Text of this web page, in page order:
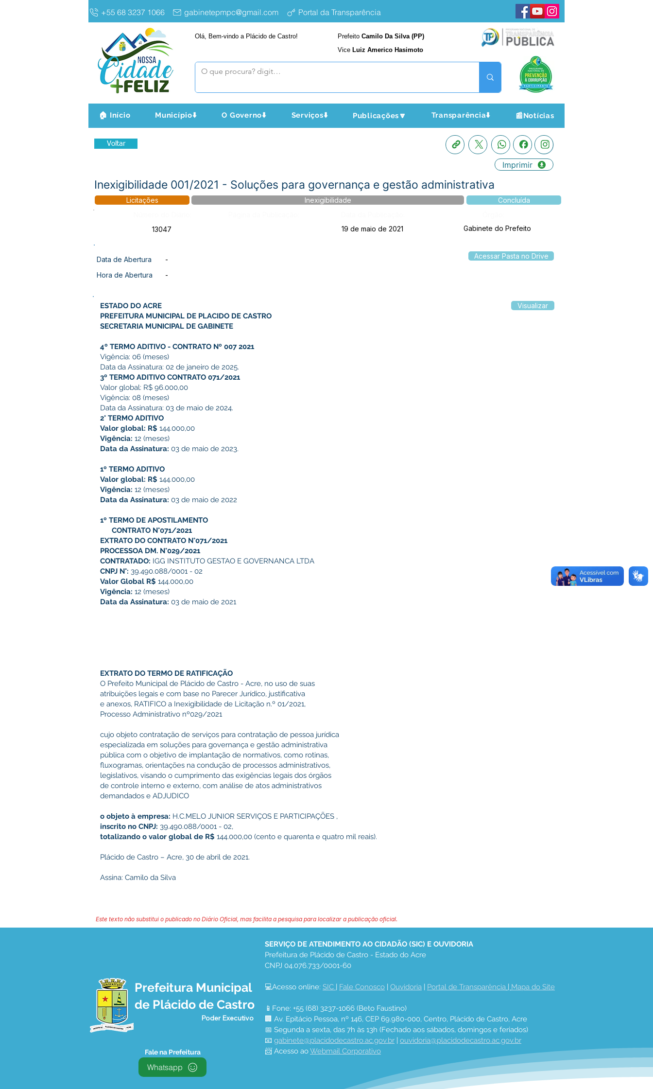
+55 68 3237 1066 gabinetepmpc@gmail.com Portal da Transparência
Olá, Bem-vindo a Plácido de Castro! Prefeito Camilo Da Silva (PP)
Vice Luiz Americo Hasimoto
🏠 Início Município⬇️ O Governo⬇️ Serviços⬇️ Publicações🔽 Transparência⬇️ 📰Notícias
Voltar
Imprimir
Inexigibilidade 001/2021 - Soluções para governança e gestão administrativa
Licitações Inexigibilidade
Concluída
13047
19 de maio de 2021 Gabinete do Prefeito
Data de Abertura
-
Hora de Abertura
-
Acessar Pasta no Drive
ESTADO DO ACRE
PREFEITURA MUNICIPAL DE PLACIDO DE CASTRO
SECRETARIA MUNICIPAL DE GABINETE
4º TERMO ADITIVO - CONTRATO Nº 007 2021
Vigência: 06 (meses)
Data da Assinatura: 02 de janeiro de 2025.
3º TERMO ADITIVO CONTRATO 071/2021
Valor global: R$ 96.000,00
Vigência: 08 (meses)
Data da Assinatura: 03 de maio de 2024.
2° TERMO ADITIVO
Valor global: R$ 144.000,00
Vigência: 12 (meses)
Data da Assinatura: 03 de maio de 2023.
1º TERMO ADITIVO
Valor global: R$ 144.000,00
Vigência: 12 (meses)
Data da Assinatura: 03 de maio de 2022
1º TERMO DE APOSTILAMENTO
CONTRATO N°071/2021
EXTRATO DO CONTRATO N°071/2021
PROCESSOA DM. N°029/2021
CONTRATADO: IGG INSTITUTO GESTAO E GOVERNANCA LTDA
CNPJ N°: 39.490.088/0001 - 02
Valor Global R$ 144.000,00
Vigência: 12 (meses)
Data da Assinatura: 03 de maio de 2021
EXTRATO DO TERMO DE RATIFICAÇÃO
O Prefeito Municipal de Plácido de Castro - Acre, no uso de suas
atribuições legais e com base no Parecer Jurídico, justificativa
e anexos, RATIFICO a Inexigibilidade de Licitação n.º 01/2021,
Processo Administrativo nº029/2021
cujo objeto contratação de serviços para contratação de pessoa jurídica
especializada em soluções para governança e gestão administrativa
pública com o objetivo de implantação de normativos, como rotinas,
fluxogramas, orientações na condução de processos administrativos,
legislativos, visando o cumprimento das exigências legais dos órgãos
de controle interno e externo, com análise de atos administrativos
demandados e ADJUDICO
o objeto à empresa: H.C.MELO JUNIOR SERVIÇOS E PARTICIPAÇÕES ,
inscrito no CNPJ: 39.490.088/0001 - 02,
totalizando o valor global de R$ 144.000,00 (cento e quarenta e quatro mil reais).
Plácido de Castro – Acre, 30 de abril de 2021.
Assina: Camilo da Silva
Visualizar
Este texto não substitui o publicado no Diário Oficial, mas facilita a pesquisa para localizar a publicação oficial.
Prefeitura Municipal
de Plácido de Castro
Poder Executivo
Fale na Prefeitura
Whatsapp
SERVIÇO DE ATENDIMENTO AO CIDADÃO (SIC) E OUVIDORIA
Prefeitura de Plácido de Castro - Estado do Acre
CNPJ 04.076.733/0001-60
💻Acesso online: SIC | Fale Conosco | Ouvidoria | Portal de Transparência | Mapa do Site
📱Fone: +55 (68) 3237-1066 (Beto Faustino)
🏢 Av. Epitácio Pessoa, nº 146, CEP 69.980-000, Centro, Plácido de Castro, Acre
📅 Segunda a sexta, das 7h às 13h (Fechado aos sábados, domingos e feriados)
📧 gabinete@placidodecastro.ac.gov.br | ouvidoria@placidodecastro.ac.gov.br
📨 Acesso ao Webmail Corporativo